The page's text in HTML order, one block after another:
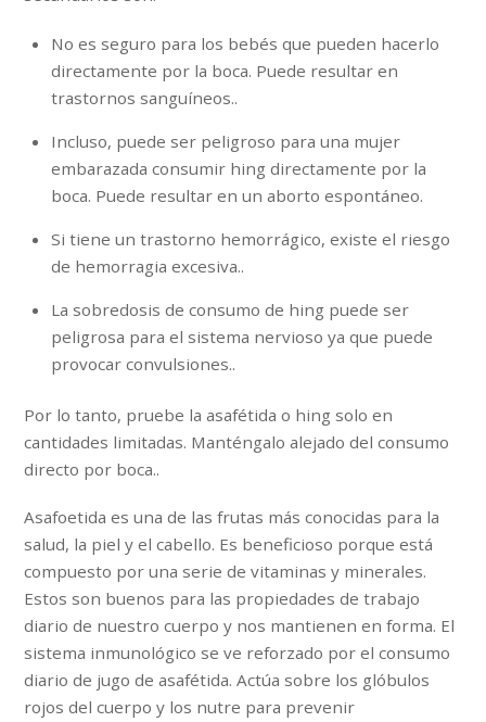
No es seguro para los bebés que pueden hacerlo
directamente por la boca. Puede resultar en
trastornos sanguíneos..
Incluso, puede ser peligroso para una mujer
embarazada consumir hing directamente por la
boca. Puede resultar en un aborto espontáneo.
Si tiene un trastorno hemorrágico, existe el riesgo
de hemorragia excesiva..
La sobredosis de consumo de hing puede ser
peligrosa para el sistema nervioso ya que puede
provocar convulsiones..
Por lo tanto, pruebe la asafétida o hing solo en
cantidades limitadas. Manténgalo alejado del consumo
directo por boca..
Asafoetida es una de las frutas más conocidas para la
salud, la piel y el cabello. Es beneficioso porque está
compuesto por una serie de vitaminas y minerales.
Estos son buenos para las propiedades de trabajo
diario de nuestro cuerpo y nos mantienen en forma. El
sistema inmunológico se ve reforzado por el consumo
diario de jugo de asafétida. Actúa sobre los glóbulos
rojos del cuerpo y los nutre para prevenir